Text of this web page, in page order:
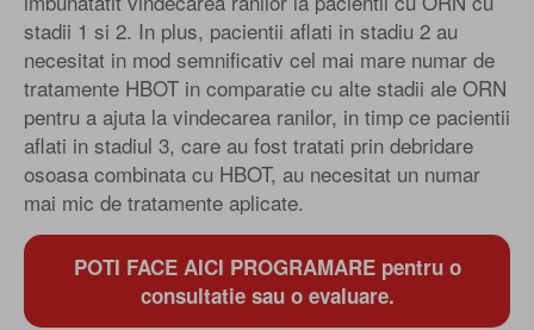
stadii 1 si 2. In plus, pacientii aflati in stadiu 2 au
necesitat in mod semnificativ cel mai mare numar de
tratamente HBOT in comparatie cu alte stadii ale ORN
pentru a ajuta la vindecarea ranilor, in timp ce pacientii
aflati in stadiul 3, care au fost tratati prin debridare
osoasa combinata cu HBOT, au necesitat un numar
mai mic de tratamente aplicate.
POTI FACE AICI PROGRAMARE pentru o
consultatie sau o evaluare.